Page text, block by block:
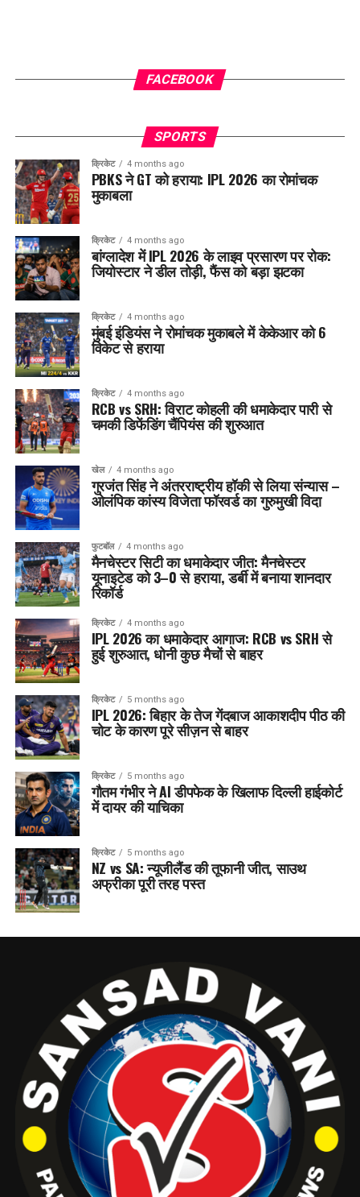
FACEBOOK
SPORTS
क्रिकेट 4 months ago
PBKS ने GT को हराया: IPL 2026 का रोमांचक
मुकाबला
क्रिकेट 4 months ago
बांग्लादेश में IPL 2026 के लाइव प्रसारण पर रोक:
जियोस्टार ने डील तोड़ी, फैंस को बड़ा झटका
क्रिकेट 4 months ago
मुंबई इंडियंस ने रोमांचक मुकाबले में केकेआर को 6
विकेट से हराया
क्रिकेट 4 months ago
RCB vs SRH: विराट कोहली की धमाकेदार पारी से
चमकी डिफेंडिंग चैंपियंस की शुरुआत
खेल 4 months ago
गुरजंत सिंह ने अंतरराष्ट्रीय हॉकी से लिया संन्यास –
ओलंपिक कांस्य विजेता फॉरवर्ड का गुरुमुखी विदा
फुटबॉल 4 months ago
मैनचेस्टर सिटी का धमाकेदार जीत: मैनचेस्टर
यूनाइटेड को 3–0 से हराया, डर्बी में बनाया शानदार
रिकॉर्ड
क्रिकेट 4 months ago
IPL 2026 का धमाकेदार आगाज: RCB vs SRH से
हुई शुरुआत, धोनी कुछ मैचों से बाहर
क्रिकेट 5 months ago
IPL 2026: बिहार के तेज गेंदबाज आकाशदीप पीठ की
चोट के कारण पूरे सीज़न से बाहर
क्रिकेट 5 months ago
गौतम गंभीर ने AI डीपफेक के खिलाफ दिल्ली हाईकोर्ट
में दायर की याचिका
क्रिकेट 5 months ago
NZ vs SA: न्यूजीलैंड की तूफानी जीत, साउथ
अफ्रीका पूरी तरह पस्त